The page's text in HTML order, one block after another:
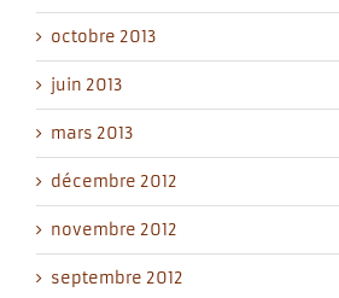
octobre 2013
juin 2013
mars 2013
décembre 2012
novembre 2012
septembre 2012